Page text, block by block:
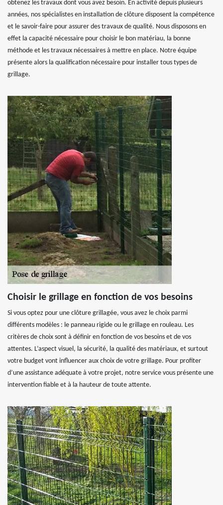
obtenez les travaux dont vous avez besoin. En activité depuis plusieurs
années, nos spécialistes en installation de clôture disposent la compétence
et le savoir-faire pour assurer des travaux de qualité. Nous disposons en
effet la capacité nécessaire pour choisir le bon matériau, la bonne
méthode et les travaux nécessaires à mettre en place. Notre équipe
présente alors la qualification nécessaire pour installer tous types de
grillage.
Choisir le grillage en fonction de vos besoins
Si vous optez pour une clôture grillagée, vous avez le choix parmi
différents modèles : le panneau rigide ou le grillage en rouleau. Les
critères de choix sont à définir en fonction de vos besoins et de vos
attentes. L’aspect visuel, la sécurité, la qualité des matériaux, et surtout
votre budget vont influencer aux choix de votre grillage. Pour profiter
d’une assistance adéquate à votre projet, notre service vous présente une
intervention fiable et à la hauteur de toute attente.